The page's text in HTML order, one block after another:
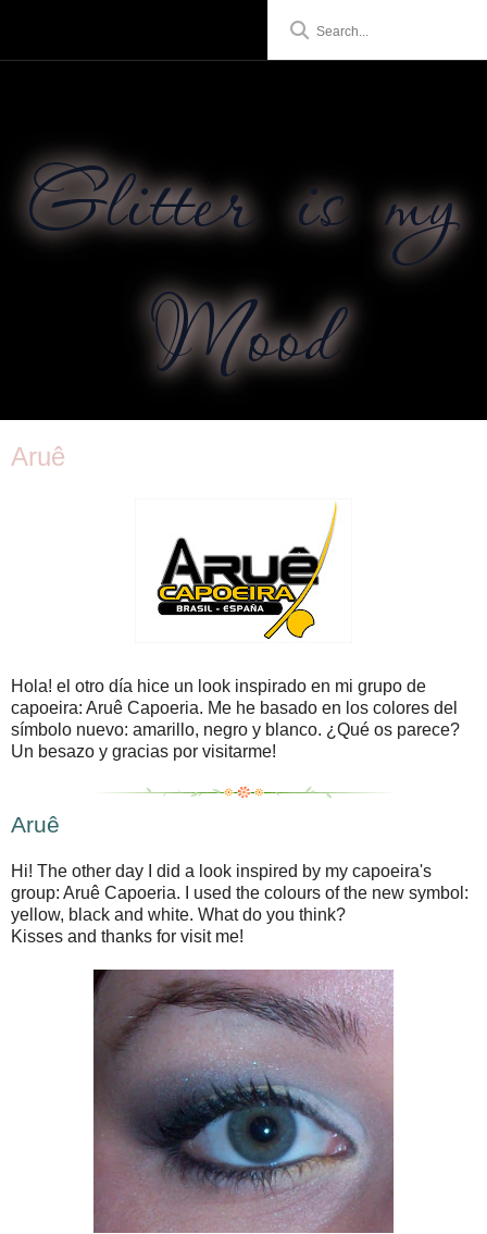
Glitter is my
Mood
Aruê
Hola! el otro día hice un look inspirado en mi grupo de
capoeira: Aruê Capoeria. Me he basado en los colores del
símbolo nuevo: amarillo, negro y blanco. ¿Qué os parece?
Un besazo y gracias por visitarme!
Aruê
Hi! The other day I did a look inspired by my capoeira's
group: Aruê Capoeria. I used the colours of the new symbol:
yellow, black and white. What do you think?
Kisses and thanks for visit me!